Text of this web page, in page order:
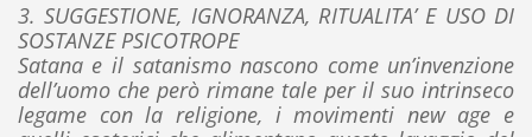
3. SUGGESTIONE, IGNORANZA, RITUALITA’ E USO DI
SOSTANZE PSICOTROPE
Satana e il satanismo nascono come un’invenzione
dell’uomo che però rimane tale per il suo intrinseco
legame con la religione, i movimenti new age e